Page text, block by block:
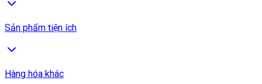
Sản phẩm tiện ích
Hàng hóa khác